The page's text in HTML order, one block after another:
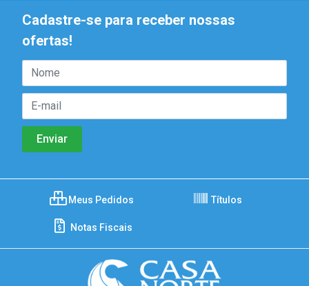
Cadastre-se para receber nossas
ofertas!
Meus Pedidos Títulos
Notas Fiscais